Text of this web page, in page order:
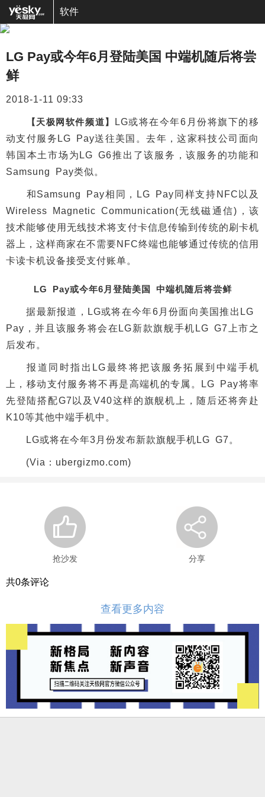
软件
LG Pay或今年6月登陆美国 中端机随后将尝
鲜
2018-1-11 09:33
【天极网软件频道】
LG或将在今年6月份将旗下的移
动支付服务LG Pay送往美国。去年，这家科技公司面向
韩国本土市场为LG G6推出了该服务，该服务的功能和
Samsung Pay类似。
和Samsung Pay相同，LG Pay同样支持NFC以及
Wireless Magnetic Communication(无线磁通信)，该
技术能够使用无线技术将支付卡信息传输到传统的刷卡机
器上，这样商家在不需要NFC终端也能够通过传统的信用
卡读卡机设备接受支付账单。
LG Pay或今年6月登陆美国 中端机随后将尝鲜
据最新报道，LG或将在今年6月份面向美国推出LG
Pay，并且该服务将会在LG新款旗舰手机LG G7上市之
后发布。
报道同时指出LG最终将把该服务拓展到中端手机
上，移动支付服务将不再是高端机的专属。LG Pay将率
先登陆搭配G7以及V40这样的旗舰机上，随后还将奔赴
K10等其他中端手机中。
LG或将在今年3月份发布新款旗舰手机LG G7。
(Via：ubergizmo.com)
抢沙发 分享
共0条评论
查看更多内容